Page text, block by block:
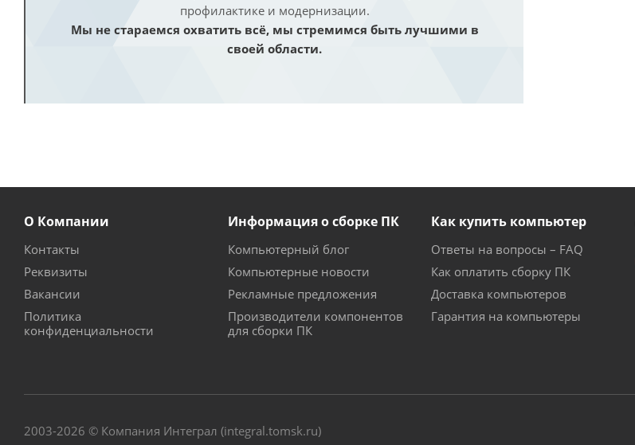
профилактике и модернизации.
Мы не стараемся охватить всё, мы стремимся быть лучшими в
своей области.
О Компании
Контакты
Реквизиты
Вакансии
Политика
конфиденциальности
Информация о сборке ПК
Компьютерный блог
Компьютерные новости
Рекламные предложения
Производители компонентов
для сборки ПК
Как купить компьютер
Ответы на вопросы – FAQ
Как оплатить сборку ПК
Доставка компьютеров
Гарантия на компьютеры
2003-2026 © Компания Интеграл (integral.tomsk.ru)